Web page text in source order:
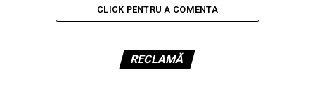
CLICK PENTRU A COMENTA
RECLAMĂ